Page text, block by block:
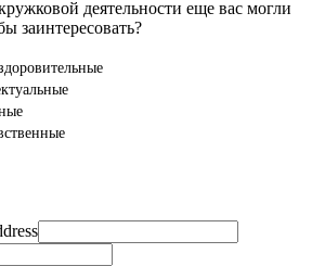
деятельности еще вас могли
заинтересовать?